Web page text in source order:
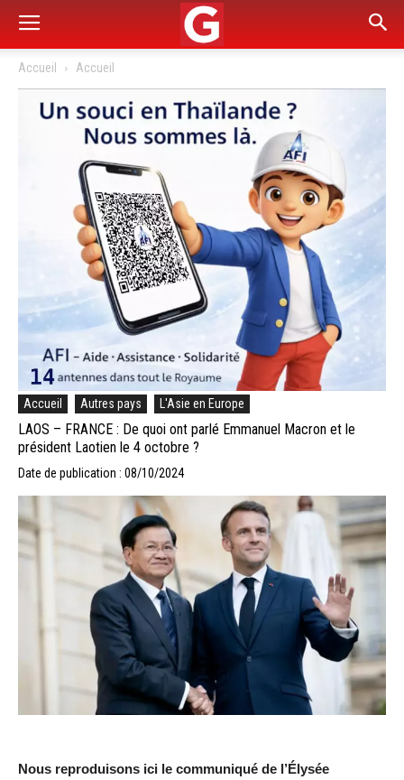
Accueil Accueil
Accueil Autres pays L'Asie en Europe
LAOS – FRANCE : De quoi ont parlé Emmanuel Macron et le
président Laotien le 4 octobre ?
Date de publication : 08/10/2024
Nous reproduisons ici le communiqué de l’Élysée